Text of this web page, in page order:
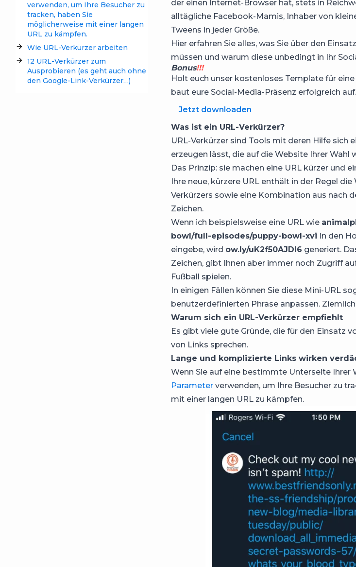
verwenden, um Ihre Besucher zu
tracken, haben Sie
möglicherweise mit einer langen
URL zu kämpfen.
Wie URL-Verkürzer arbeiten
12 URL-Verkürzer zum
Ausprobieren (es geht auch ohne
den Google-Link-Verkürzer…)
der einen Internet-Browser hat, stets in
alltägliche Facebook-Mamis, Inhaber von
Tweens in jeder Größe.
Hier erfahren Sie alles, was Sie über den
müssen und warum diese unbedingt in Ihr
Bonus!!!
Holt euch unser kostenloses Template für
baut eure Social-Media-Präsenz erfolgreich auf.
Jetzt downloaden
Was ist ein URL-Verkürzer?
URL-Verkürzer sind Tools mit deren Hilfe sich
erzeugen lässt, die auf die Website Ihrer Wahl
Das Prinzip: sie machen eine URL kürzer und
Ihre neue, kürzere URL enthält in der Regel
Verkürzers sowie eine Kombination aus nach
Zeichen.
Wenn ich beispielsweise eine URL wie
bowl/full-episodes/puppy-bowl-xvi in den
eingebe, wird ow.ly/uK2f50AJDI6 generiert.
Zeichen, gibt Ihnen aber immer noch Zugriff
Fußball spielen.
In einigen Fällen können Sie diese Mini-URL
benutzerdefinierten Phrase anpassen.
Warum sich ein URL-Verkürzer empfiehlt
Es gibt viele gute Gründe, die für den Einsatz
von Links sprechen.
Lange und komplizierte Links wirken
Wenn Sie auf eine bestimmte Unterseite Ihrer
Parameter verwenden, um Ihre Besucher zu
mit einer langen URL zu kämpfen.